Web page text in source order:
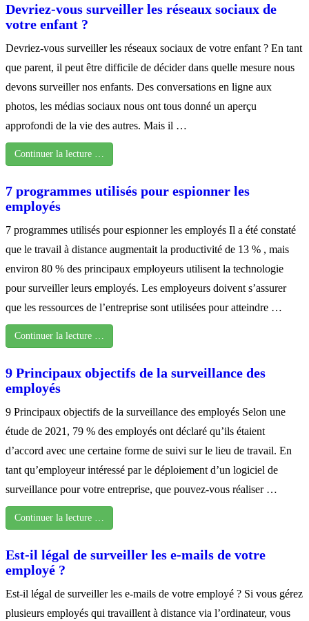
Devriez-vous surveiller les réseaux sociaux de
votre enfant ?
Devriez-vous surveiller les réseaux sociaux de votre enfant ? En tant
que parent, il peut être difficile de décider dans quelle mesure nous
devons surveiller nos enfants. Des conversations en ligne aux
photos, les médias sociaux nous ont tous donné un aperçu
approfondi de la vie des autres. Mais il …
Continuer la lecture …
7 programmes utilisés pour espionner les
employés
7 programmes utilisés pour espionner les employés Il a été constaté
que le travail à distance augmentait la productivité de 13 % , mais
environ 80 % des principaux employeurs utilisent la technologie
pour surveiller leurs employés. Les employeurs doivent s’assurer
que les ressources de l’entreprise sont utilisées pour atteindre …
Continuer la lecture …
9 Principaux objectifs de la surveillance des
employés
9 Principaux objectifs de la surveillance des employés Selon une
étude de 2021, 79 % des employés ont déclaré qu’ils étaient
d’accord avec une certaine forme de suivi sur le lieu de travail. En
tant qu’employeur intéressé par le déploiement d’un logiciel de
surveillance pour votre entreprise, que pouvez-vous réaliser …
Continuer la lecture …
Est-il légal de surveiller les e-mails de votre
employé ?
Est-il légal de surveiller les e-mails de votre employé ? Si vous gérez
plusieurs employés qui travaillent à distance via l’ordinateur, vous